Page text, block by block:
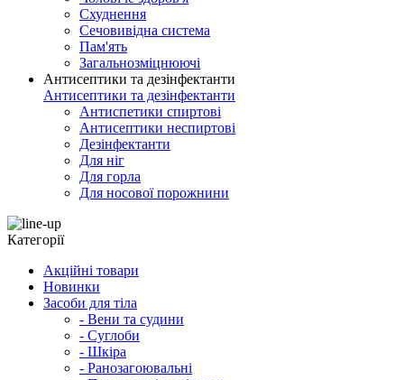
Схуднення
Сечовивідна система
Пам'ять
Загальнозміцнюючі
Антисептики та дезінфектанти
Антисептики та дезінфектанти
Антиспетики спиртові
Антисептики неспиртові
Дезінфектанти
Для ніг
Для горла
Для носової порожнини
Категорії
Акційні товари
Новинки
Засоби для тіла
- Вени та судини
- Суглоби
- Шкіра
- Ранозагоювальні